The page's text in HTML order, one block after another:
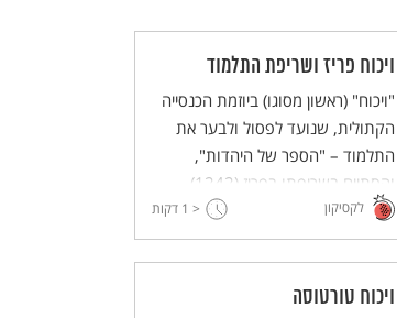
ויכוח פריז ושריפת התלמוד
"ויכוח" (ראשון מסוגו) ביוזמת הכנסייה
הקתולית, שנועד לפסול ולבער את
התלמוד – "הספר של היהדות",
והסתיים בשריפתו בפריז (1242).
לקסיקון < 1 דקות
ויכוח טורטוסה